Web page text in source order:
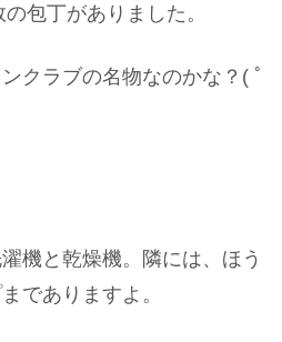
包丁がありました。
クラブの名物なのかな？( ﾟ
機と乾燥機。隣には、ほう
でありますよ。